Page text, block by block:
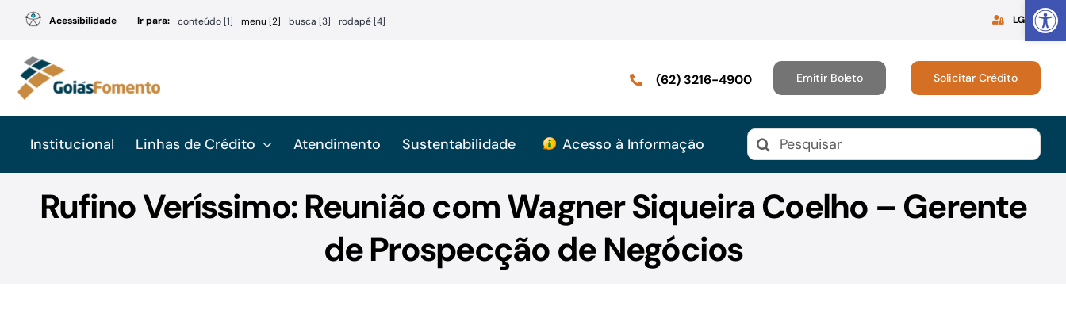
Abrir
conteúdo
Acessibilidade Ir para: conteúdo [1] menu [2] busca [3] rodapé [4] LGPD
(62) 3216-4900 Emitir Boleto Solicitar Crédito
Institucional Linhas de Crédito Atendimento Sustentabilidade Acesso à Informação
Buscar
resultados
para:
Rufino Veríssimo: Reunião com Wagner Siqueira Coelho – Gerente
de Prospecção de Negócios